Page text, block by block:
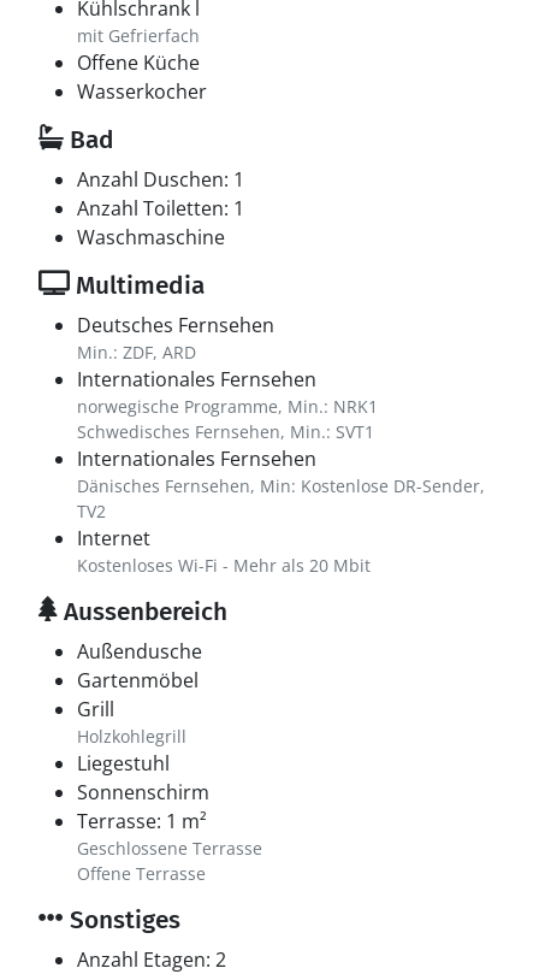
Kühlschrank l
mit Gefrierfach
Offene Küche
Wasserkocher
Bad
Anzahl Duschen: 1
Anzahl Toiletten: 1
Waschmaschine
Multimedia
Deutsches Fernsehen
Min.: ZDF, ARD
Internationales Fernsehen
norwegische Programme, Min.: NRK1
Schwedisches Fernsehen, Min.: SVT1
Internationales Fernsehen
Dänisches Fernsehen, Min: Kostenlose DR-Sender,
TV2
Internet
Kostenloses Wi-Fi - Mehr als 20 Mbit
Aussenbereich
Außendusche
Gartenmöbel
Grill
Holzkohlegrill
Liegestuhl
Sonnenschirm
Terrasse: 1 m²
Geschlossene Terrasse
Offene Terrasse
Sonstiges
Anzahl Etagen: 2